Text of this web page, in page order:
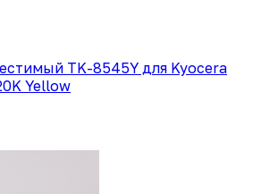
TK-8545Y для Kyocera
Yellow